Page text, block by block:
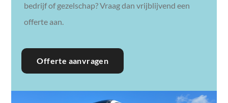
bedrijf of gezelschap? Vraag dan vrijblijvend een
offerte aan.
Offerte aanvragen